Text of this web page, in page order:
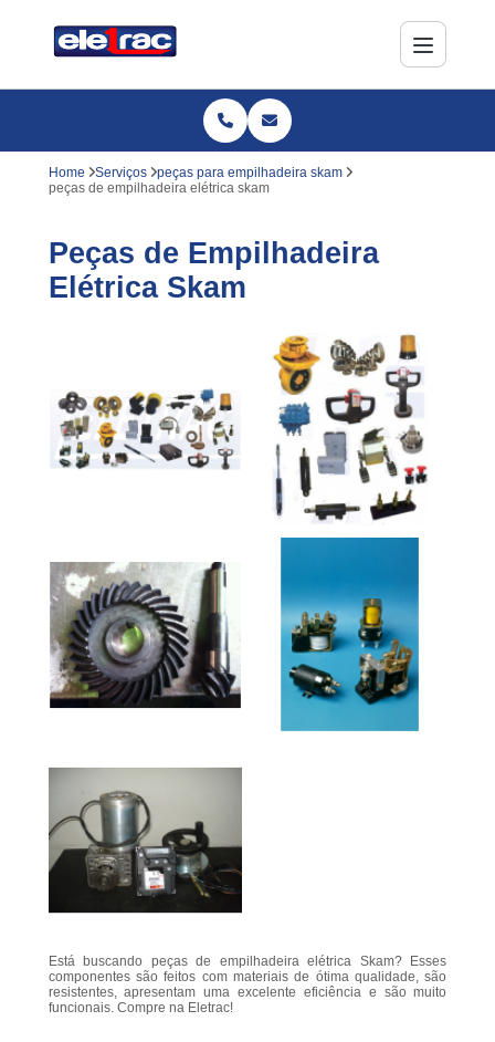
Home Serviços
peças para empilhadeira skam
peças de empilhadeira elétrica skam
Peças de Empilhadeira
Elétrica Skam
Está buscando peças de empilhadeira elétrica Skam? Esses
componentes são feitos com materiais de ótima qualidade, são
resistentes, apresentam uma excelente eficiência e são muito
funcionais. Compre na Eletrac!